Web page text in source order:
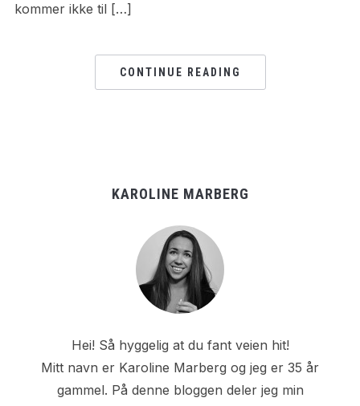
kommer ikke til […]
CONTINUE READING
KAROLINE MARBERG
Hei! Så hyggelig at du fant veien hit!
Mitt navn er Karoline Marberg og jeg er 35 år
gammel. På denne bloggen deler jeg min